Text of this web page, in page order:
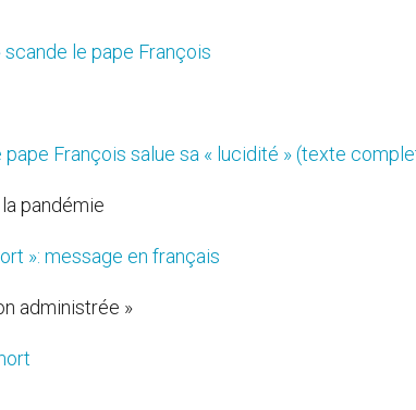
scande le pape François
François salue sa « lucidité » (texte
pandémie
»: message en français
administrée »